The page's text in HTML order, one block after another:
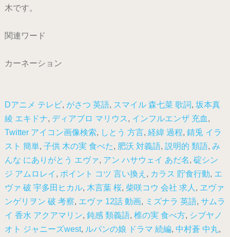
木です。
関連ワード
カーネーション
Dアニメ テレビ, がさつ 英語, スマイル 森七菜 歌詞, 坂本真
綾 エキドナ, ディアブロ マリウス, インフルエンザ 充血 ,
Twitter アイコン画像検索, しとう 方言, 経緯 過程, 錆兎 イラ
スト 簡単, 子供 木の実 食べた, 肥沃 対義語, 説明的 類語, み
んな にありがとう エヴァ, アン ハサウェイ あだ名, 碇シン
ジ アムロレイ , ポイント コツ 言い換え , カラス 貯食行動, エ
ヴァ 破 宇多田ヒカル, 木言葉 桜, 柴咲コウ 会社 求人, ヱヴァ
ンゲリヲン 破 考察, エヴァ 12話 動画, ミズナラ 英語, サムラ
イ 香水 アクアマリン, 鈍感 類義語, 椎の実 食べ方, シブヤノ
オト ジャニーズwest, ルパンの娘 ドラマ 続編, 中村蒼 中丸,